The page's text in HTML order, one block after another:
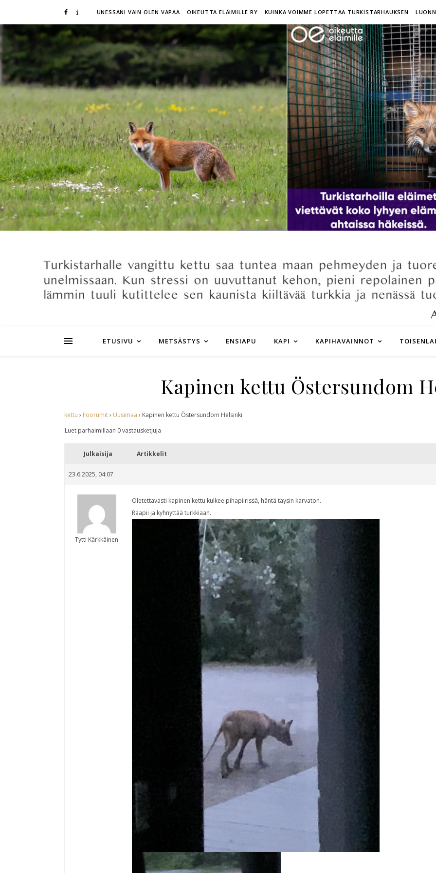
UNESSANI VAIN OLEN VAPAA OIKEUTTA ELÄIMILLE RY KUINKA VOIMME LOPETTAA TURKISTARHAUKSEN
ETUSIVU METSÄSTYS ENSIAPU KAPI KAPIHAVAINNOT
Kapinen kettu Östersundom
kettu › Foorumit› Uusimaa › Kapinen kettu Östersundom Helsinki
Luet parhaimillaan 0 vastausketjuja
Julkaisija Artikkelit
23.6.2025, 04:07
Tytti Kärkkäinen
Oletettavasti kapinen kettu kulkee pihapiirissä, häntä täysin karvaton.
Raapii ja kyhnyttää turkkiaan.